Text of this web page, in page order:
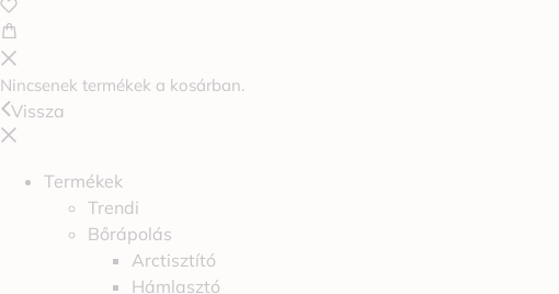
Nincsenek termékek a kosárban.
Vissza
Termékek
Trendi
Bőrápolás
Arctisztító
Hámlasztó